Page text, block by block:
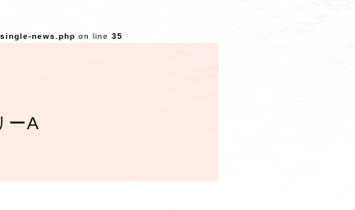
news.php on line 35
ーA